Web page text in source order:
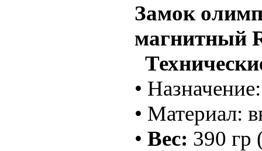
Замок
магнитный
•
• Материал:
• Вес: 390 гр